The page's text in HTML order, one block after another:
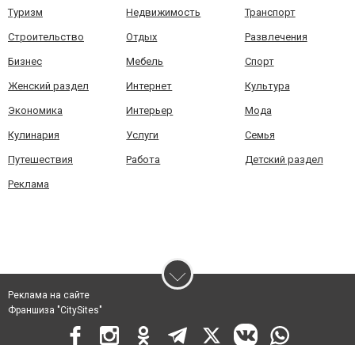
Туризм Недвижимость Транспорт
Строительство Отдых Развлечения
Бизнес Мебель Спорт
Женский раздел Интернет Культура
Экономика Интерьер Мода
Кулинария Услуги Семья
Путешествия Работа Детский раздел
Реклама
Реклама на сайте
Франшиза "CitySites"